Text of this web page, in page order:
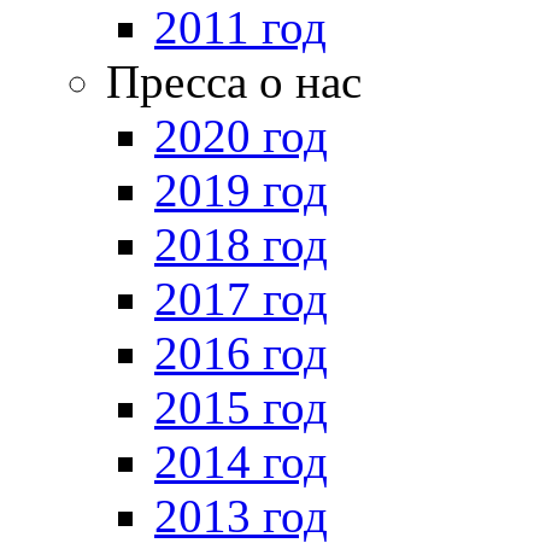
2011 год
Пресса о нас
2020 год
2019 год
2018 год
2017 год
2016 год
2015 год
2014 год
2013 год